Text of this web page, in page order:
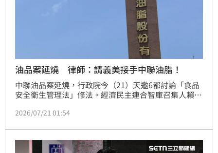
油品案延燒 律師：請義美接手中聯油脂！
中聯油品案延燒，行政院今（21）天邀6都討論「食品
安全衛生管理法」修法。經濟民主連合智庫召集人賴中
示，建議深受國人信賴的義美食品，出資買下中聯油脂
值為10億4212萬元，相信義美有這個財力)。
2026/07/21 01:54